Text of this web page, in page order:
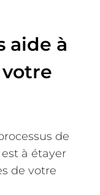
aide à
de
à étayer
de votre